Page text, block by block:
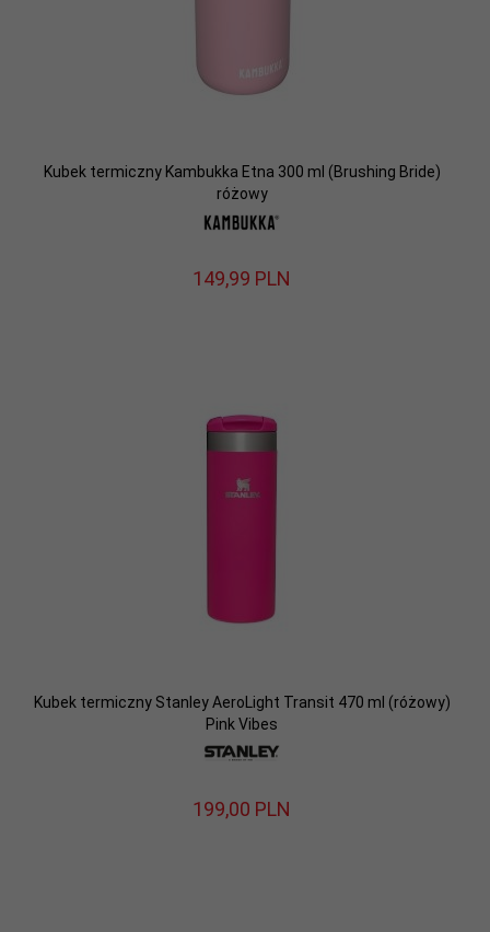
Kubek termiczny Kambukka Etna 300 ml (Brushing Bride)
różowy
149,99 PLN
Kubek termiczny Stanley AeroLight Transit 470 ml (różowy)
Pink Vibes
199,00 PLN